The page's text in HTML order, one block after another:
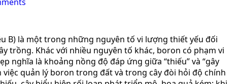
B) là một trong những nguyên tố vi lượng thiết yếu đối
trồng. Khác với nhiều nguyên tố khác, boron có phạm vi
nghĩa là khoảng nồng độ đáp ứng giữa “thiếu” và “gây
việc quản lý boron trong đất và trong cây đòi hỏi độ chính